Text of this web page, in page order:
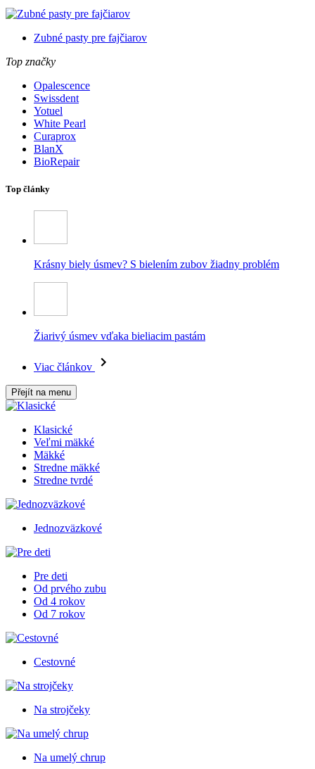
Zubné pasty pre fajčiarov
Top značky
Opalescence
Swissdent
Yotuel
White Pearl
Curaprox
BlanX
BioRepair
Top články
Krásny biely úsmev? S bielením zubov žiadny problém
Žiarivý úsmev vďaka bieliacim pastám
Viac článkov
Přejít na menu
Klasické
Veľmi mäkké
Mäkké
Stredne mäkké
Stredne tvrdé
Jednozväzkové
Pre deti
Od prvého zubu
Od 4 rokov
Od 7 rokov
Cestovné
Na strojčeky
Na umelý chrup